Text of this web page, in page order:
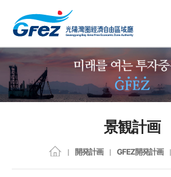
景観計画
開発計画 GFEZ開発計画